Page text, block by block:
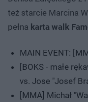
też starcie Marcina
pełna karta walk
MAIN EVENT:
[BOKS - małe
vs. Jose "Josef
[MMA] Michał